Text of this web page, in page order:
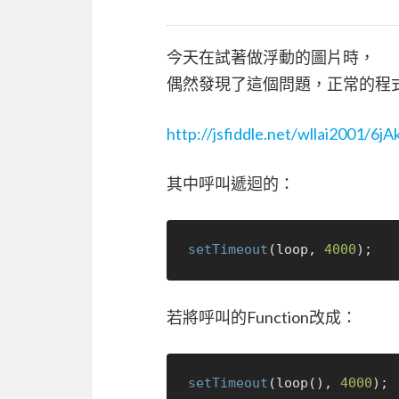
今天在試著做浮動的圖片時，
偶然發現了這個問題，正常的程
http://jsfiddle.net/wllai2001/
其中呼叫遞迴的：
setTimeout (loop, 4000
若將呼叫的Function改成：
setTimeout (loop(), 4000